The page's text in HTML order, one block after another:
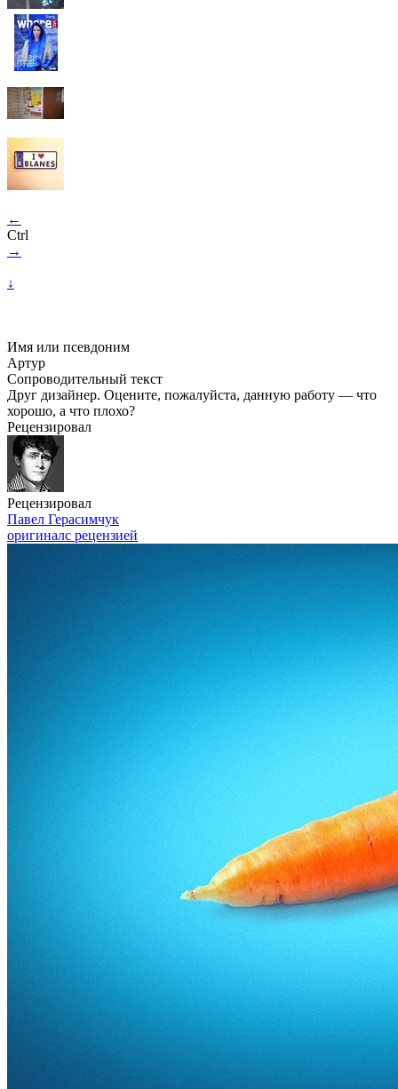
←
Ctrl
→
↓
Имя или псевдоним
Артур
Сопроводительный текст
Друг дизайнер. Оцените, пожалуйста, данную работу — что
хорошо, а что плохо?
Рецензировал
Рецензировал
Павел Герасимчук
оригиналс рецензией